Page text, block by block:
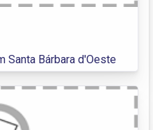
Santa Bárbara d'Oeste